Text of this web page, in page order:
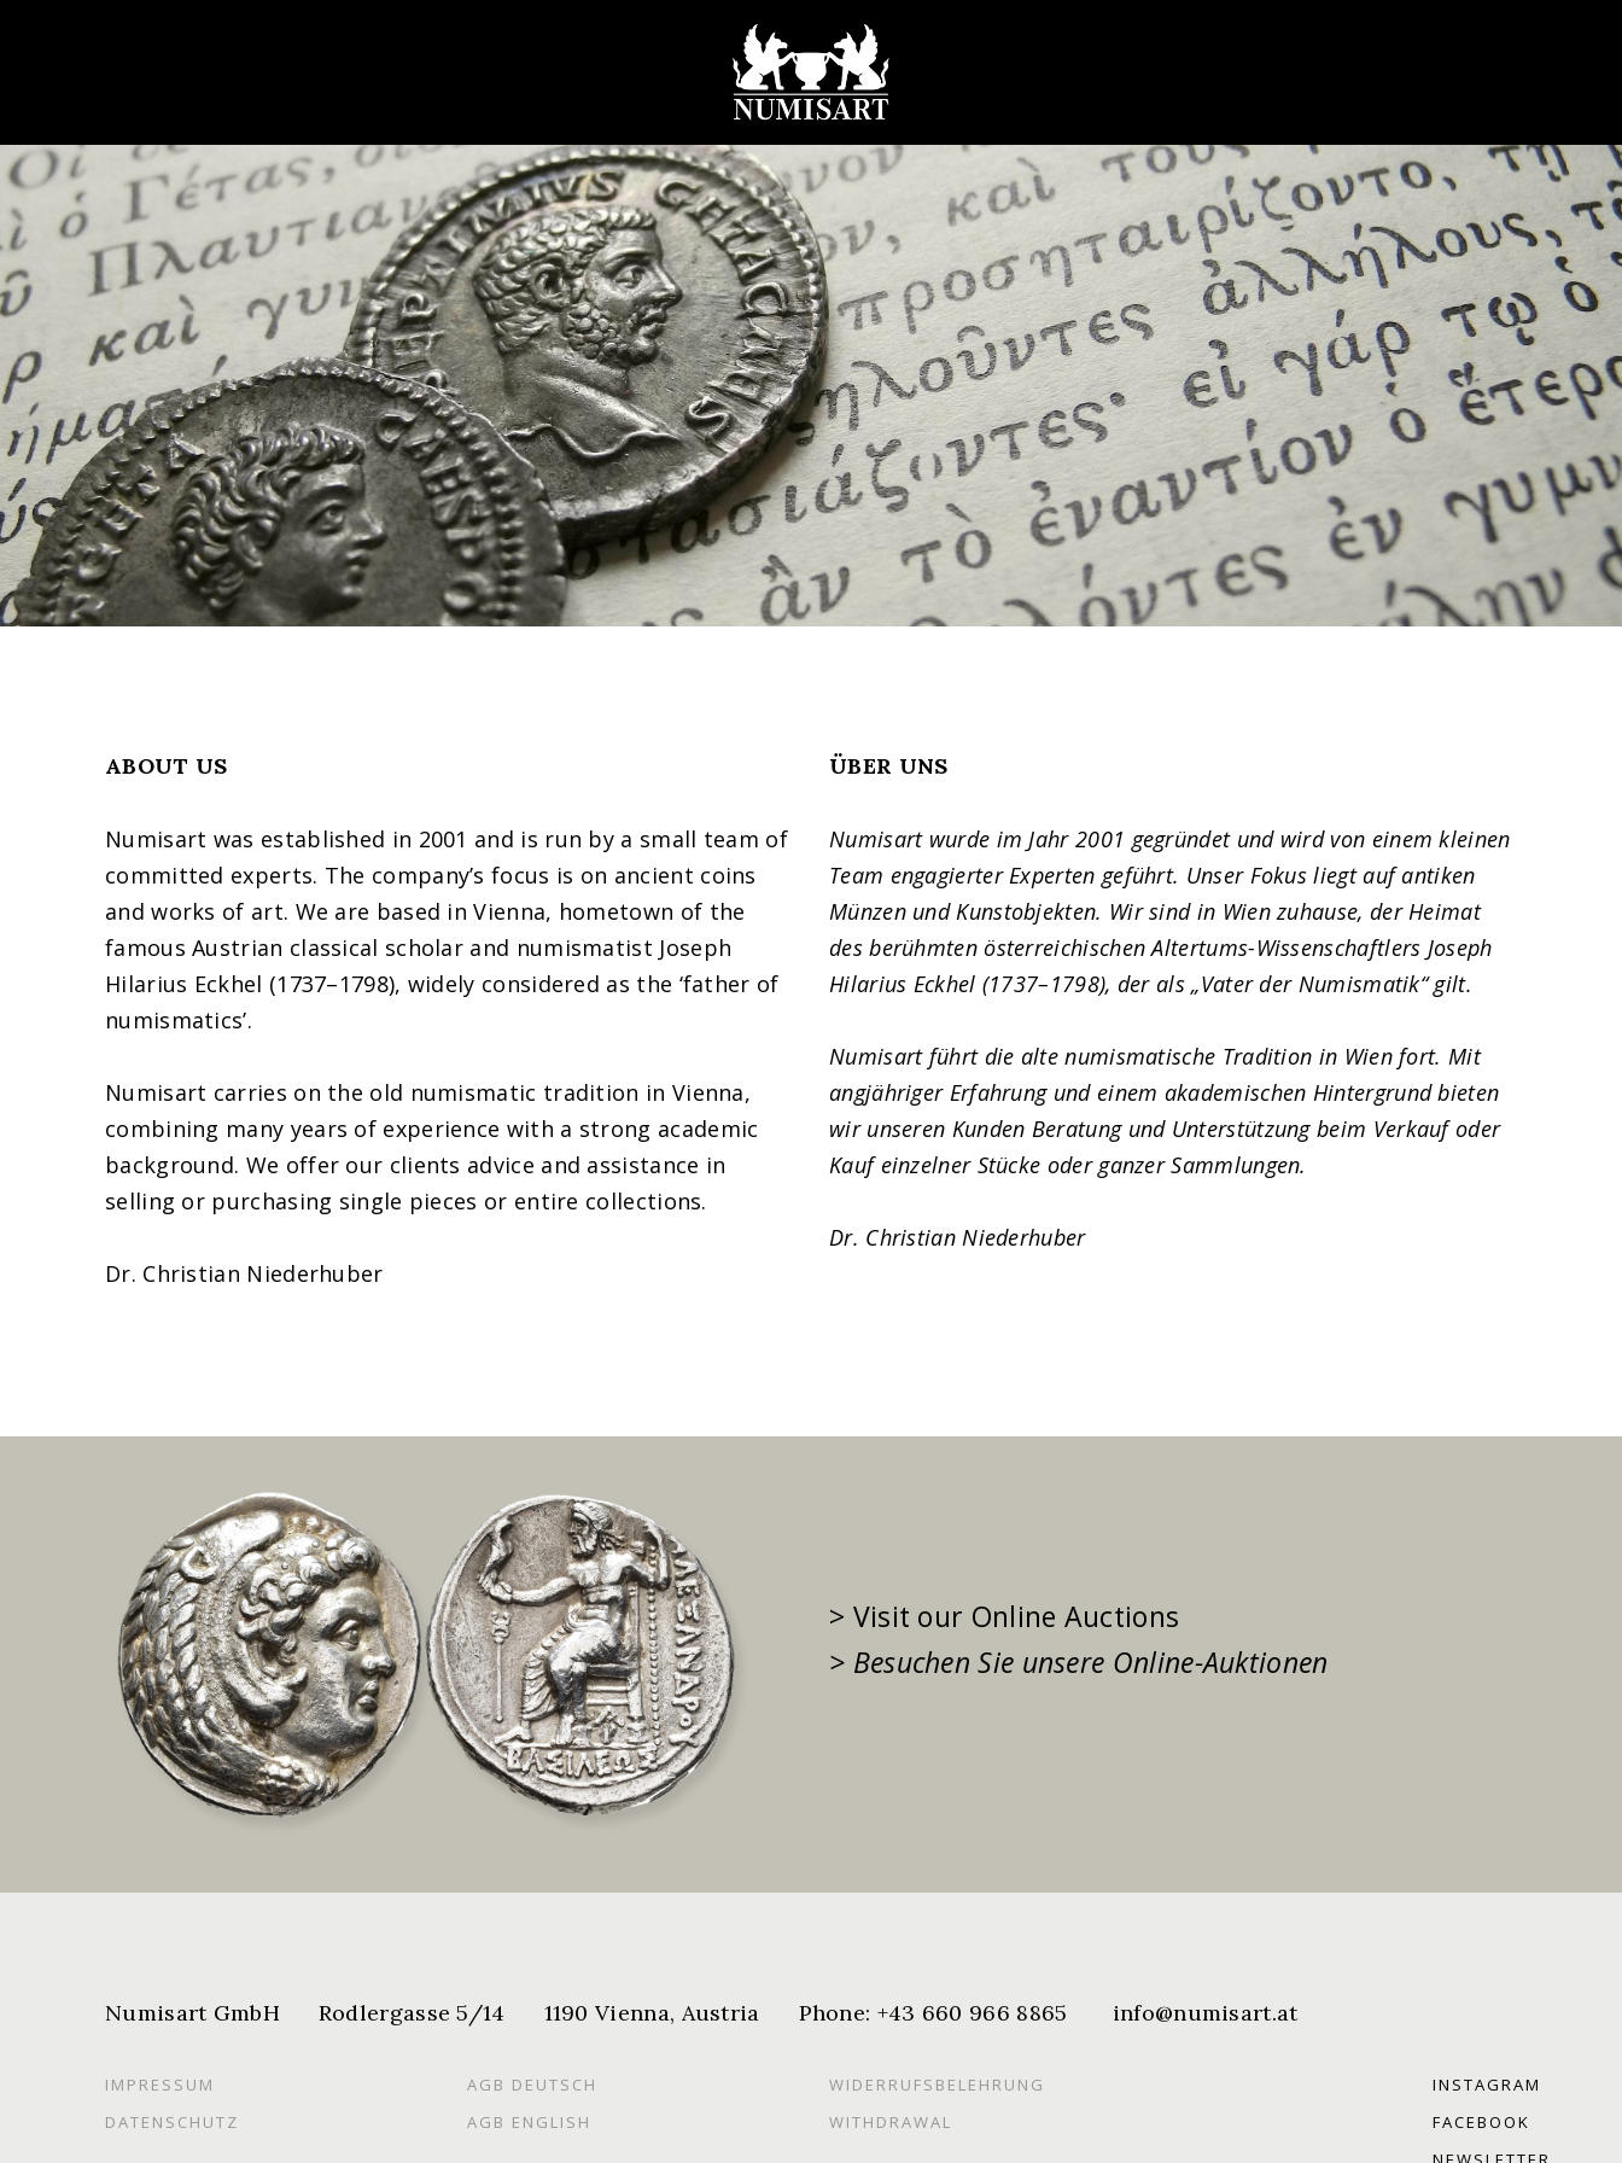
ABOUT US
Numisart was established in 2001 and is run by a small team of
committed experts. The company’s focus is on ancient coins
and works of art. We are based in Vienna, hometown of the
famous Austrian classical scholar and numismatist Joseph
Hilarius Eckhel (1737–1798), widely considered as the ‘father of
numismatics’.
Numisart carries on the old numismatic tradition in Vienna,
combining many years of experience with a strong academic
background. We offer our clients advice and assistance in
selling or purchasing single pieces or entire collections.
Dr. Christian Niederhuber
ÜBER UNS
Numisart wurde im Jahr 2001 gegründet und wird von einem kleinen
Team engagierter Experten geführt. Unser Fokus liegt auf antiken
Münzen und Kunstobjekten. Wir sind in Wien zuhause, der Heimat
des berühmten österreichischen Altertums-Wissenschaftlers Joseph
Hilarius Eckhel (1737–1798), der als „Vater der Numismatik“ gilt.
Numisart führt die alte numismatische Tradition in Wien fort. Mit
angjähriger Erfahrung und einem akademischen Hintergrund bieten
wir unseren Kunden Beratung und Unterstützung beim Verkauf oder
Kauf einzelner Stücke oder ganzer Sammlungen.
Dr. Christian Niederhuber
> Visit our Online Auctions
> Besuchen Sie unsere Online-Auktionen
Numisart GmbH Rodlergasse 5/14 1190 Vienna, Austria Phone: +43 660 966 8865 info@numisart.at
IMPRESSUM
DATENSCHUTZ
AGB DEUTSCH
AGB ENGLISH
WIDERRUFSBELEHRUNG
WITHDRAWAL
INSTAGRAM
FACEBOOK